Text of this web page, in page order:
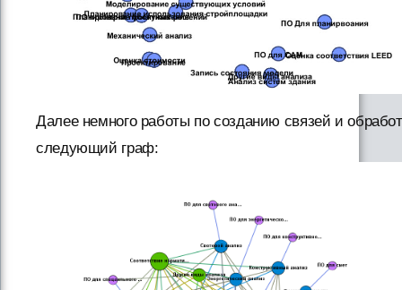
Далее немного работы по созданию связей и
следующий граф: